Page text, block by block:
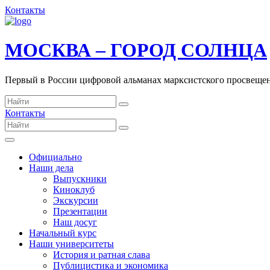
Контакты
МОСКВА – ГОРОД СОЛНЦА
Первый в России цифровой альманах марксистского
Контакты
Официально
Наши дела
Выпускники
Киноклуб
Экскурсии
Презентации
Наш досуг
Начальный курс
Наши университеты
История и ратная слава
Публицистика и экономика